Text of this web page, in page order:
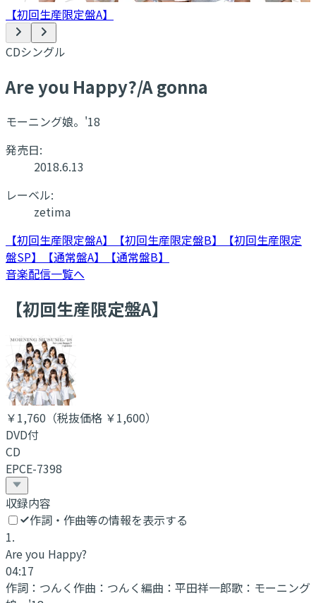
【初回生産限定盤A】
CDシングル
Are you Happy?/A gonna
モーニング娘。'18
発売日:
2018.6.13
レーベル:
zetima
【初回生産限定盤A】
【初回生産限定盤B】
【初回生産限定
盤SP】
【通常盤A】
【通常盤B】
音楽配信一覧へ
【初回生産限定盤A】
￥1,760 （税抜価格 ￥1,600）
DVD付
CD
EPCE-7398
収録内容
作詞・作曲等の情報を表示する
1.
Are you Happy?
04:17
作詞： つんく 作曲： つんく 編曲： 平田祥一郎歌： モーニング